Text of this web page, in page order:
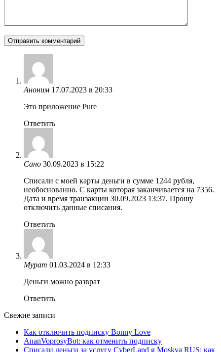
Аноним 17.07.2023 в 20:33
Это приложение Pure
Ответить
Сано 30.09.2023 в 15:22
Списали с моей карты деньги в сумме 1244 рубля,
необоснованно. С карты которая заканчивается на 7356.
Дата и время транзакции 30.09.2023 13:37. Прошу
отключить данные списания.
Ответить
Мурат 01.03.2024 в 12:33
Деньги можно разврат
Ответить
Свежие записи
Как отключить подписку Bonny Love
AnanVoprosyBot: как отменить подписку
Списали деньги за услугу CyberLand g Moskva RUS: как